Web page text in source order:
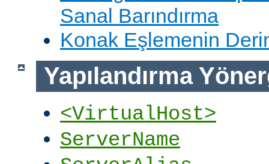
Sanal Barındırma
Konak Eşlemenin
Yapılandırma
<VirtualHost>
ServerName